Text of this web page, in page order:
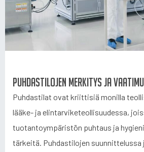
Puhdastilojen merkitys ja
Puhdastilat ovat kriittisiä monilla
lääke- ja elintarviketeollisuudessa,
tuotantoympäristön puhtaus ja
tärkeitä. Puhdastilojen